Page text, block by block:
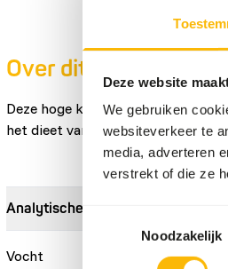
Deze website
We gebruiken
websiteverkeer te
media, adverteren
verstrekt of die ze
Toestemmingsselectie
Noodzakelijk
Over dit product
Deze hoge kwaliteit ratten
het dieet van roofvogels,
Analytische bestanddelen
Vocht 61,4%